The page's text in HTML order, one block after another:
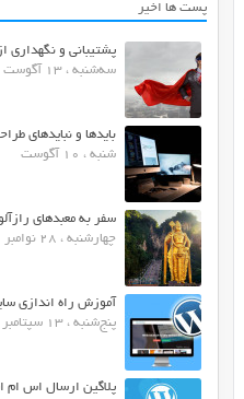
پست ها اخیر
پشتیبانی و نگهداری
سه‌شنبه ، 13 آگوست
بایدها و نبایدهای
شنبه ، 10 آگوست
سفر به معبدهای
چهارشنبه ، 28 نوامبر
آموزش راه اندازی
پنج‌شنبه ، 13 سپتامبر
پلاگین ارسال اس ام